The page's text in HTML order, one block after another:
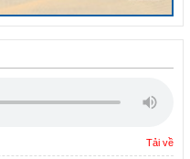
Tải về